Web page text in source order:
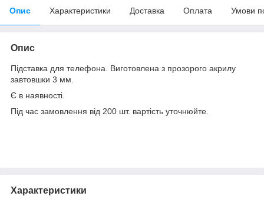
Опис Характеристики Доставка Оплата Умови
Опис
Підставка для телефона. Виготовлена з прозорого акрилу
завтовшки 3 мм.
Є в наявності.
Під час замовлення від 200 шт. вартість уточнюйте.
Характеристики